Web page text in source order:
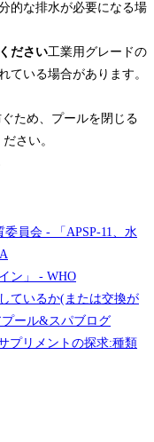
的な排水が必要になる場
ださい工業用グレードの
ている場合があります。
ため、プールを閉じる
さい。
員会 - 「APSP-11、水
ン」 - WHO
ているか(または交換が
ール&スパブログ
プリメントの探求:種類